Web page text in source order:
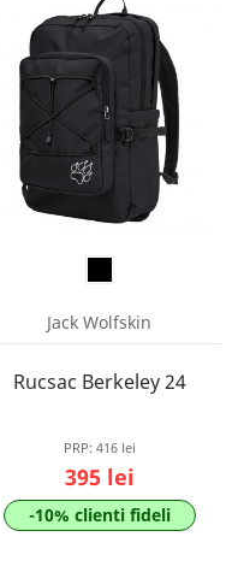
Jack Wolfskin
Rucsac Berkeley 24
PRP: 416 lei
395 lei
-10% clienti fideli